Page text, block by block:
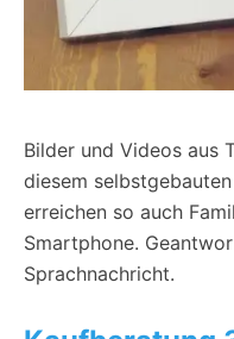
Bilder und Videos aus
diesem
erreichen so auch
Smartphone.
Sprachnachricht.